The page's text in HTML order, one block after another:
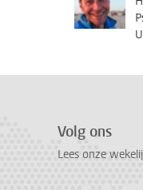
Volg ons
Lees onze